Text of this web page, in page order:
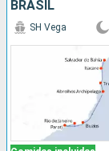
BRASIL
SH Vega